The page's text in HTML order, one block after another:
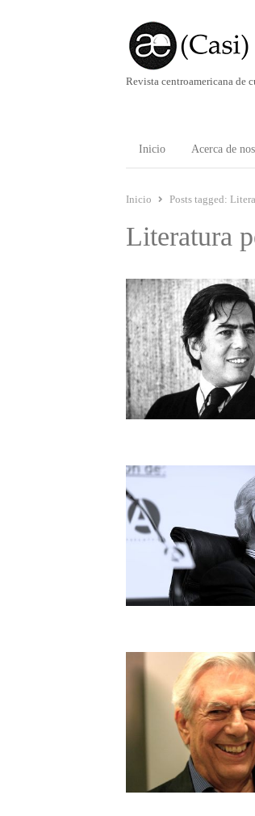
Revista centroamericana de
Inicio Acerca de
Inicio Posts tagged:
Literatura